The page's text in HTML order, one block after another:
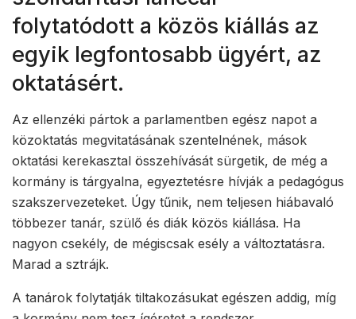
folytatódott a közös kiállás az
egyik legfontosabb ügyért, az
oktatásért.
Az ellenzéki pártok a parlamentben egész napot a
közoktatás megvitatásának szentelnének, mások
oktatási kerekasztal összehívását sürgetik, de még a
kormány is tárgyalna, egyeztetésre hívják a pedagógus
szakszervezeteket. Úgy tűnik, nem teljesen hiábavaló
többezer tanár, szülő és diák közös kiállása. Ha
nagyon csekély, de mégiscsak esély a változtatásra.
Marad a sztrájk.
A tanárok folytatják tiltakozásukat egészen addig, míg